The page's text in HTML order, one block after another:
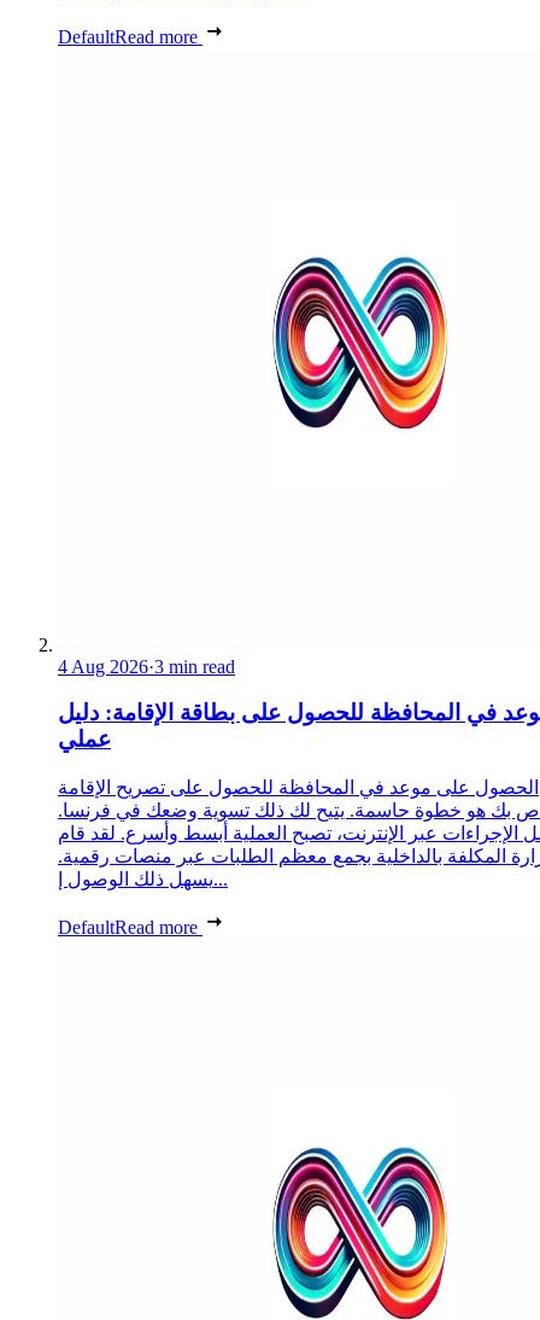
DefaultRead more
4 Aug 2026·3 min read
في المحافظة للحصول على بطاقة الإقامة: دليل
عملي
الحصول على موعد في المحافظة للحصول على تصريح الإقامة
بك هو خطوة حاسمة. يتيح لك ذلك تسوية وضعك في فرنسا.
الإجراءات عبر الإنترنت، تصبح العملية أبسط وأسرع. لقد قام
المكلفة بالداخلية بجمع معظم الطلبات عبر منصات رقمية.
يسهل ذلك الوصول إ...
DefaultRead more